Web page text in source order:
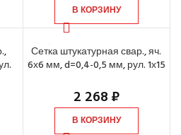
В КОРЗИНУ
Сетка штукатурная свар., яч.
6х6 мм, d=0,4-0,5 мм, рул. 1х15
2 268₽
В КОРЗИНУ